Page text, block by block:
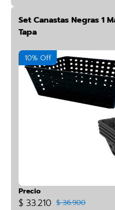
Set Canastas Negras 1
Tapa
10% Off
Precio
$ 33.210 $ 36.900